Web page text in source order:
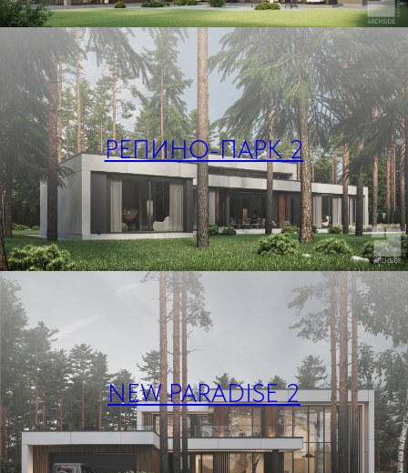
РЕПИНО-ПАРК 2
NEW PARADISE 2